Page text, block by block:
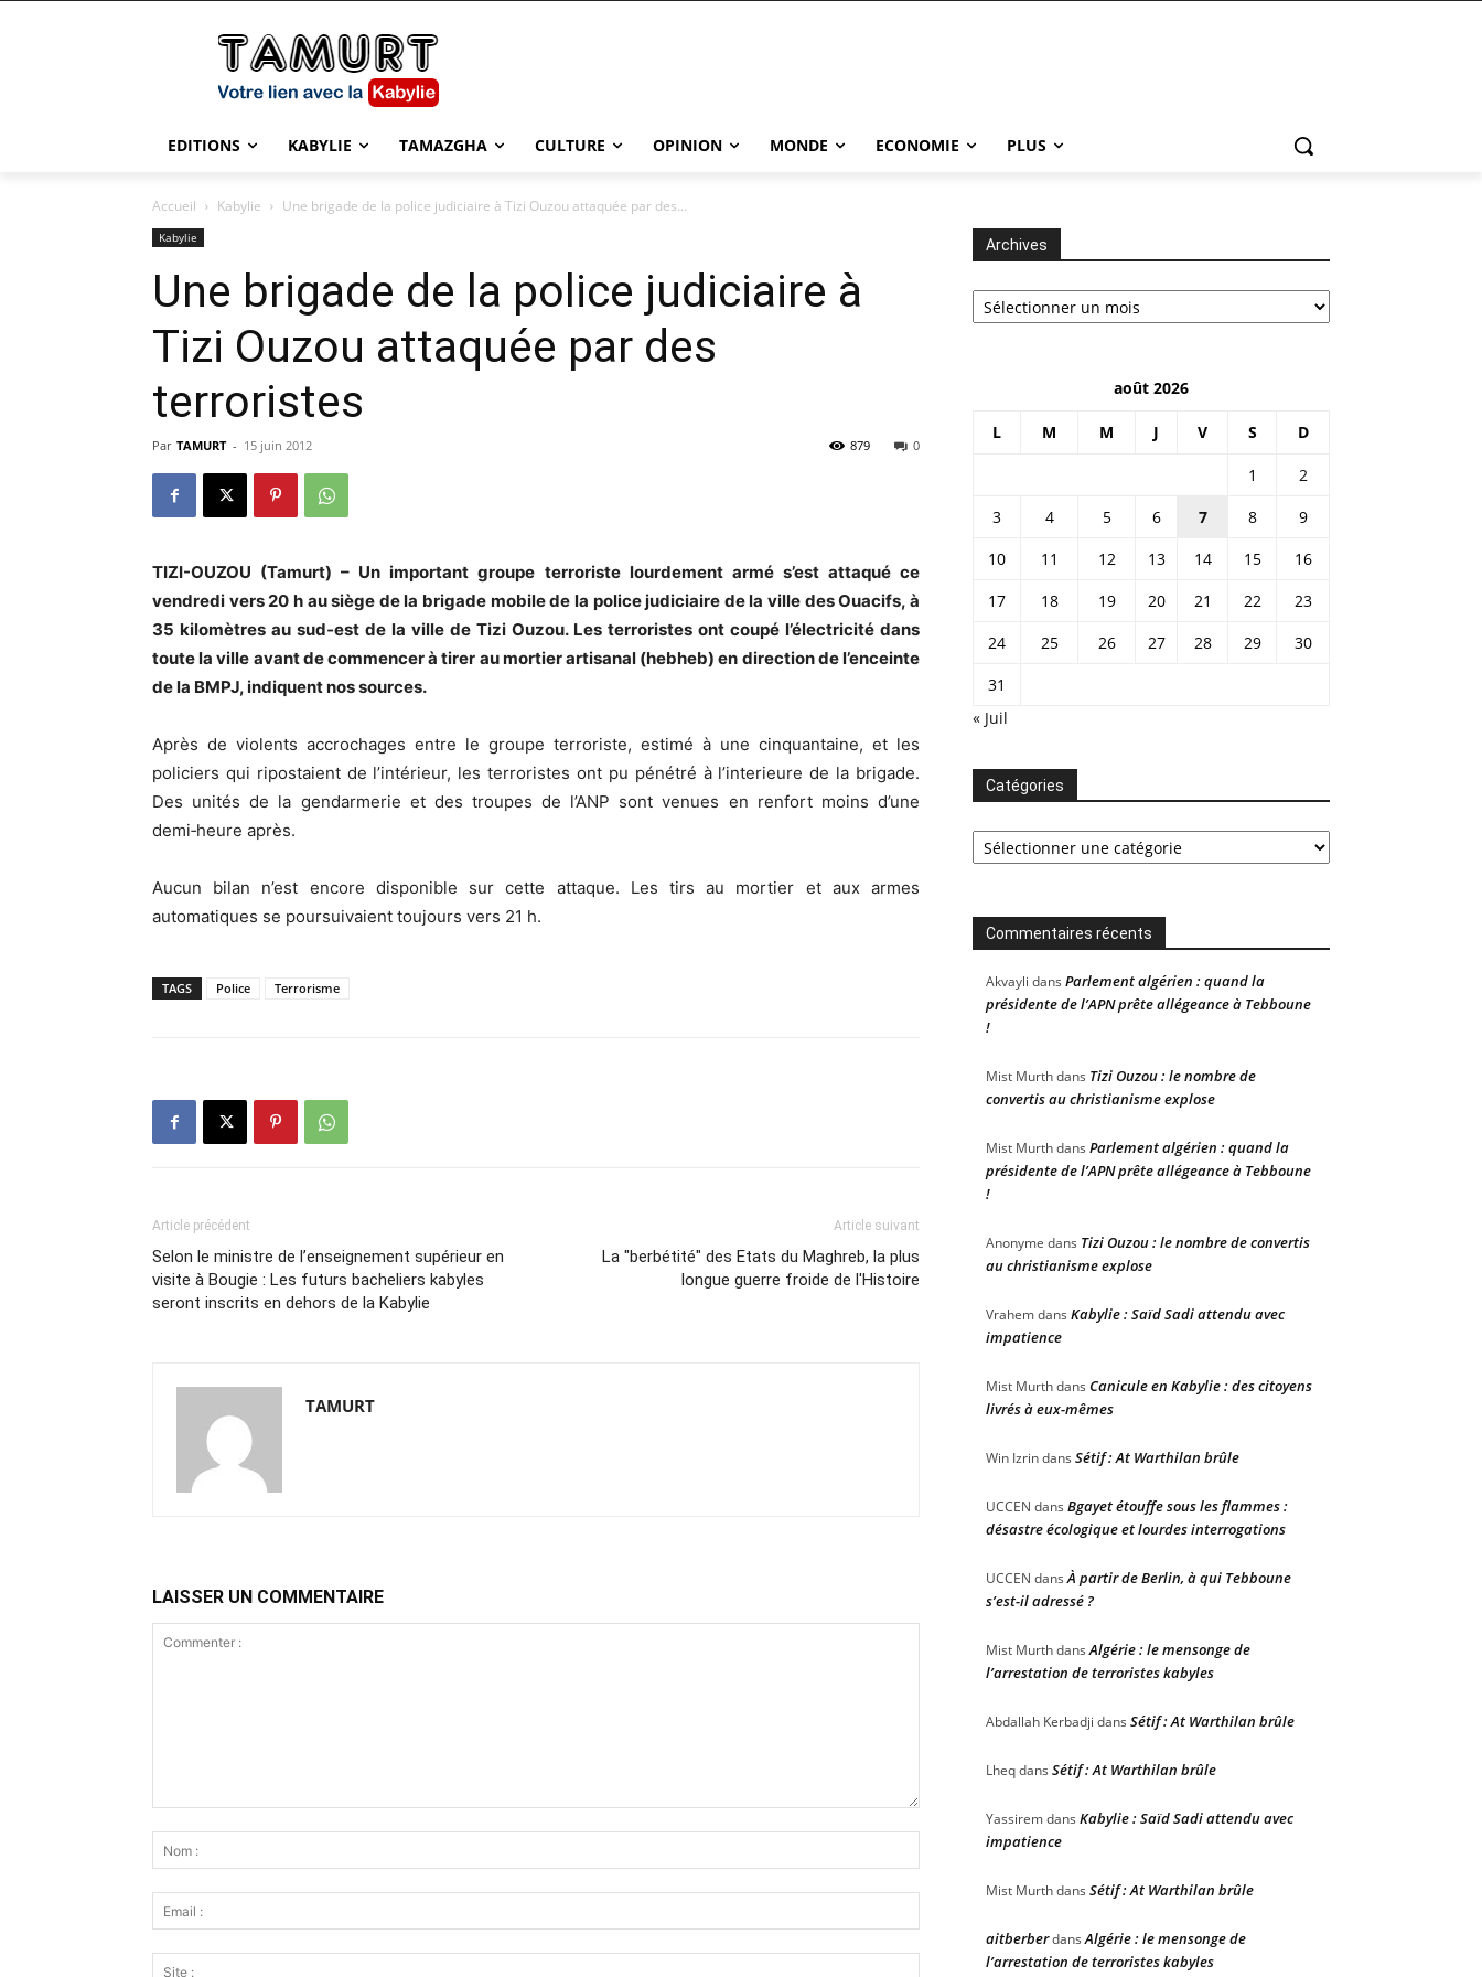
EDITIONS KABYLIE TAMAZGHA CULTURE OPINION MONDE ECONOMIE PLUS
Accueil Kabylie Une brigade de la police judiciaire à Tizi Ouzou attaquée par des...
Kabylie
Une brigade de la police judiciaire à
Tizi Ouzou attaquée par des
terroristes
Par TAMURT - 15 juin 2012 0
879
TIZI-OUZOU (Tamurt) – Un important groupe terroriste lourdement armé s’est attaqué ce
vendredi vers 20 h au siège de la brigade mobile de la police judiciaire de la ville des Ouacifs, à
35 kilomètres au sud‑est de la ville de Tizi Ouzou. Les terroristes ont coupé l’électricité dans
toute la ville avant de commencer à tirer au mortier artisanal (hebheb) en direction de l’enceinte
de la BMPJ, indiquent nos sources.
Après de violents accrochages entre le groupe terroriste, estimé à une cinquantaine, et les
policiers qui ripostaient de l’intérieur, les terroristes ont pu pénétré à l’interieure de la brigade.
Des unités de la gendarmerie et des troupes de l’ANP sont venues en renfort moins d’une
demi‑heure après.
Aucun bilan n’est encore disponible sur cette attaque. Les tirs au mortier et aux armes
automatiques se poursuivaient toujours vers 21 h.
TAGS Police Terrorisme
Article précédent
Selon le ministre de l’enseignement supérieur en
visite à Bougie : Les futurs bacheliers kabyles
seront inscrits en dehors de la Kabylie
Article suivant
La "berbétité" des Etats du Maghreb, la plus
longue guerre froide de l'Histoire
TAMURT
LAISSER UN COMMENTAIRE
Archives
Archives
août 2026
L M M J V S D
1
2
3
4 5 6 7 8
9
10
11 12 13 14 15
16
17
18 19 20 21 22
23
24
25 26 27 28 29
30
31
« Juil
Catégories
Catégories
Commentaires récents
Akvayli dans Parlement algérien : quand la
présidente de l’APN prête allégeance à Tebboune
!
Mist Murthdans Tizi Ouzou : le nombre de
convertis au christianisme explose
Mist Murthdans Parlement algérien : quand la
présidente de l’APN prête allégeance à Tebboune
!
Anonyme dans Tizi Ouzou : le nombre de convertis
au christianisme explose
Vrahemdans Kabylie : Saïd Sadi attendu avec
impatience
Mist Murthdans Canicule en Kabylie : des citoyens
livrés à eux-mêmes
Win Izrindans Sétif : At Warthilan brûle
UCCEN dans Bgayet étouffe sous les flammes :
désastre écologique et lourdes interrogations
UCCEN dansÀ partir de Berlin, à qui Tebboune
s’est-il adressé ?
Mist MurthdansAlgérie : le mensonge de
l’arrestation de terroristes kabyles
Abdallah Kerbadji dans Sétif : At Warthilan brûle
Lheqdans Sétif : At Warthilan brûle
Yassiremdans Kabylie : Saïd Sadi attendu avec
impatience
Mist Murthdans Sétif : At Warthilan brûle
aitberberdansAlgérie : le mensonge de
l’arrestation de terroristes kabyles